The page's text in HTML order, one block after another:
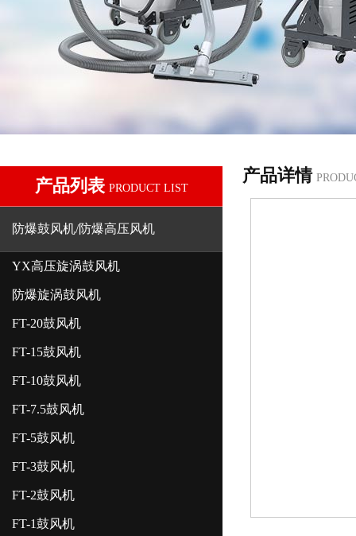
产品列表 PRODUCT LIST
防爆鼓风机/防爆高压风机
YX高压旋涡鼓风机
防爆旋涡鼓风机
FT-20鼓风机
FT-15鼓风机
FT-10鼓风机
FT-7.5鼓风机
FT-5鼓风机
FT-3鼓风机
FT-2鼓风机
FT-1鼓风机
产品详情